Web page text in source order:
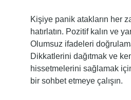
Kişiye panik atakların her
hatırlatın. Pozitif kalın ve
Olumsuz ifadeleri
Dikkatlerini dağıtmak ve
hissetmelerini sağlamak
bir sohbet etmeye çalışın.